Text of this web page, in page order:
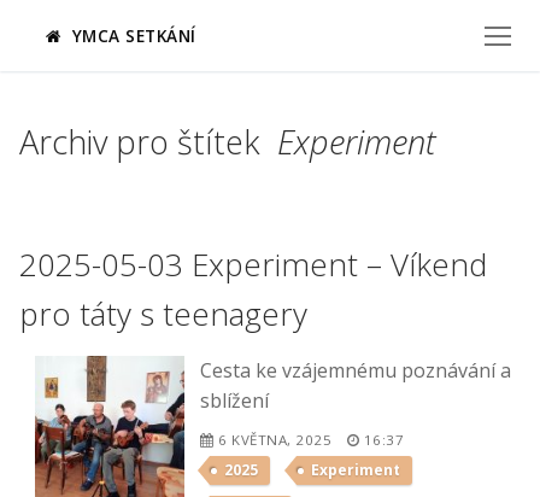
YMCA SETKÁNÍ
Archiv pro štítek Experiment
2025-05-03 Experiment – Víkend
pro táty s teenagery
Cesta ke vzájemnému poznávání a
sblížení
6 KVĚTNA, 2025 16:37
2025
Experiment